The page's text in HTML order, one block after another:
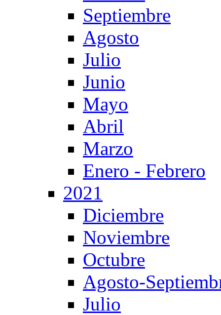
Septiembre
Agosto
Julio
Junio
Mayo
Abril
Marzo
Enero - Febrero
2021
Diciembre
Noviembre
Octubre
Agosto-
Julio